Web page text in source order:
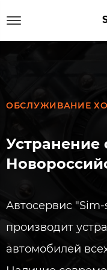
ОБСЛУЖИВАНИЕ
Устранение
Автосервис
производит
автомобилей